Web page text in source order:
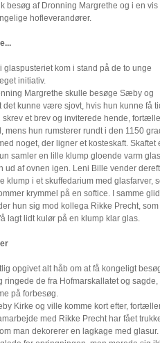
besøg af Dronning Margrethe og i en vis
hofleverandører.
glaspusteriet kom i stand på de to unge
initiativ.
Margrethe skulle besøge Sæby og
det kunne være sjovt, hvis hun kunne få
skrev et brev og inviterede hende,
mens hun rumsterer rundt i den 1150
noget, der ligner et kosteskaft. Skaftet
samler en lille klump gloende varm
ud af ovnen igen. Leni Bille vender
klump i et skuffedarium med glasfarver,
krymmel på en softice. I samme
hun sig mod kollega Rikke Precht, som
lagt lidt kulør på en klump klar glas.
opgivet alt håb om at få kongeligt
ringede de fra Hofmarskallatet og sagde,
på forbesøg.
Kirke og ville komme kort efter,
med Rikke Precht har fået
man dekorerer en lagkage med